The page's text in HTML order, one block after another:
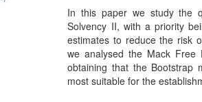
In this paper we study the
Solvency II, with a priority
estimates to reduce the risk
we analysed the Mack Free
obtaining that the Bootstrap
most suitable for the